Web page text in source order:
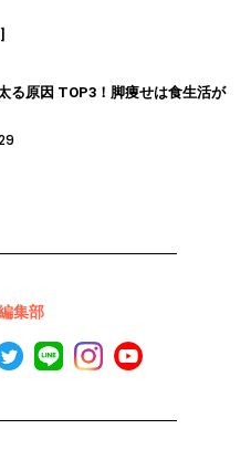
る原因 TOP3！脚痩せは食生活が
集部